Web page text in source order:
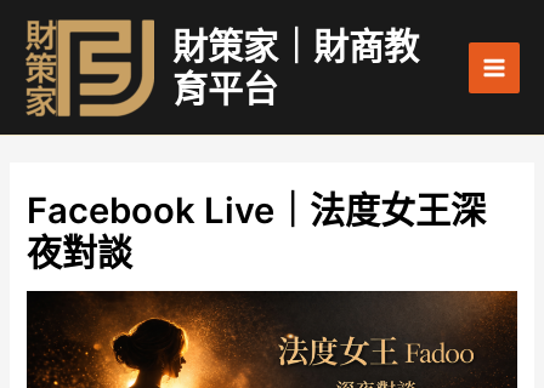
內
財策家｜財商教
育平台
Facebook Live｜法度女王深
夜對談